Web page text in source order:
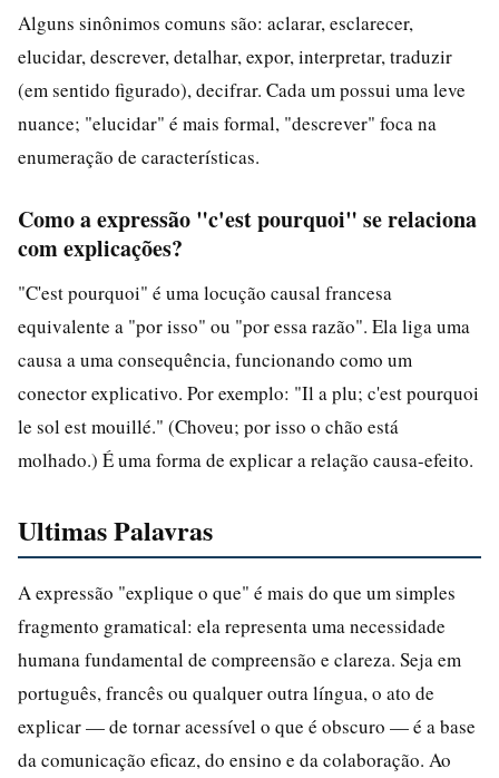
Alguns sinônimos comuns são: aclarar, esclarecer,
elucidar, descrever, detalhar, expor, interpretar, traduzir
(em sentido figurado), decifrar. Cada um possui uma leve
nuance; "elucidar" é mais formal, "descrever" foca na
enumeração de características.
Como a expressão "c'est pourquoi" se relaciona
com explicações?
"C'est pourquoi" é uma locução causal francesa
equivalente a "por isso" ou "por essa razão". Ela liga uma
causa a uma consequência, funcionando como um
conector explicativo. Por exemplo: "Il a plu; c'est pourquoi
le sol est mouillé." (Choveu; por isso o chão está
molhado.) É uma forma de explicar a relação causa-efeito.
Ultimas Palavras
A expressão "explique o que" é mais do que um simples
fragmento gramatical: ela representa uma necessidade
humana fundamental de compreensão e clareza. Seja em
português, francês ou qualquer outra língua, o ato de
explicar — de tornar acessível o que é obscuro — é a base
da comunicação eficaz, do ensino e da colaboração. Ao